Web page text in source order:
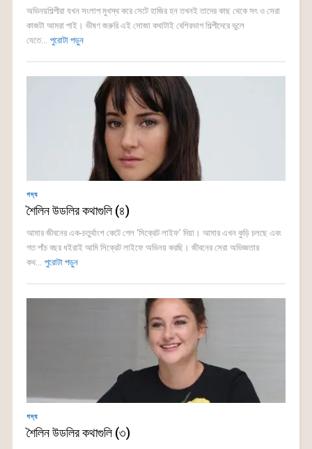
অভিনয়শিল্পীরা যখন সংলাপ মুখস্থ করে সেটে হাজির হন তখনই তাদের কাছ থেকে সৎ ও সেরা
কাজটা আমরা পাই। ভীষণ জরুরি এই সোজা কথাটাই বেশিরভাগ শিল্পীদেরে ভুলে
যেতে... পুরোটা পড়ুন
গদ্য
শৈলিন উডলির কথাগুলি (৪)
আমার জীবনের এক-চতুর্থাংশ কেটে গেল ‘সিক্রেট লাইফ’ দিয়া। আমার এখন কুড়ি চলছে এবং
গত পাঁচ বছর ধইরাই আমি সিক্রেট লাইফে অভিনয় করছি। জীবনের সেরা অভিজ্ঞতার
কথ... পুরোটা পড়ুন
গদ্য
শৈলিন উডলির কথাগুলি (৩)